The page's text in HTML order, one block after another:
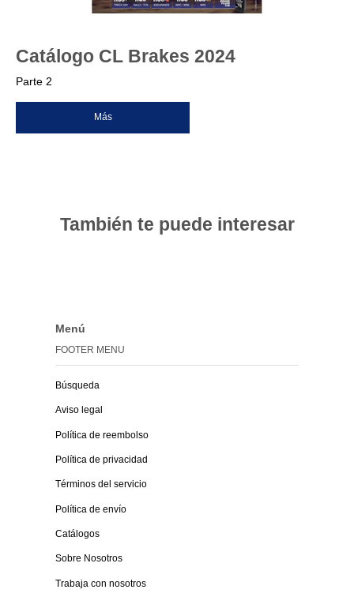
Catálogo CL Brakes 2024
Parte 2
Más
También te puede interesar
Menú
FOOTER MENU
Búsqueda
Aviso legal
Política de reembolso
Política de privacidad
Términos del servicio
Política de envío
Catálogos
Sobre Nosotros
Trabaja con nosotros